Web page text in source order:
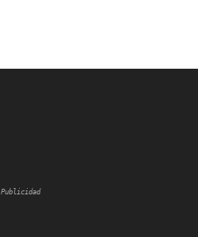
Publicidad